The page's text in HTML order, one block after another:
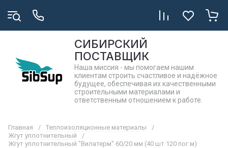
СИБИРСКИЙ
ПОСТАВЩИК
Наша миссия - мы помогаем нашим
клиентам строить счастливое и надёжное
будущее, обеспечивая их качественными
строительными материалами и
ответственным отношением к работе.
Главная / Теплоизоляционные материалы
/
Жгут уплотнительный
/
Жгут уплотнительный "Вилатерм" 60/20 мм (40 шт 120 пог.м)